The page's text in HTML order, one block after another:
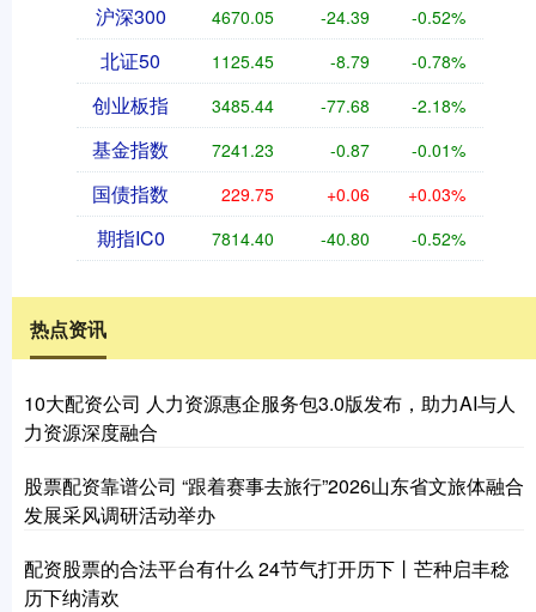
沪深300 4670.05 -24.39 -0.52%
北证50 1125.45 -8.79 -0.78%
创业板指 3485.44 -77.68 -2.18%
基金指数 7241.23 -0.87 -0.01%
国债指数 229.75 +0.06 +0.03%
期指IC0 7814.40 -40.80 -0.52%
热点资讯
10大配资公司 人力资源惠企服务包3.0版发布，助力AI与人
力资源深度融合
股票配资靠谱公司 “跟着赛事去旅行”2026山东省文旅体融合
发展采风调研活动举办
配资股票的合法平台有什么 24节气打开历下丨芒种启丰稔
历下纳清欢